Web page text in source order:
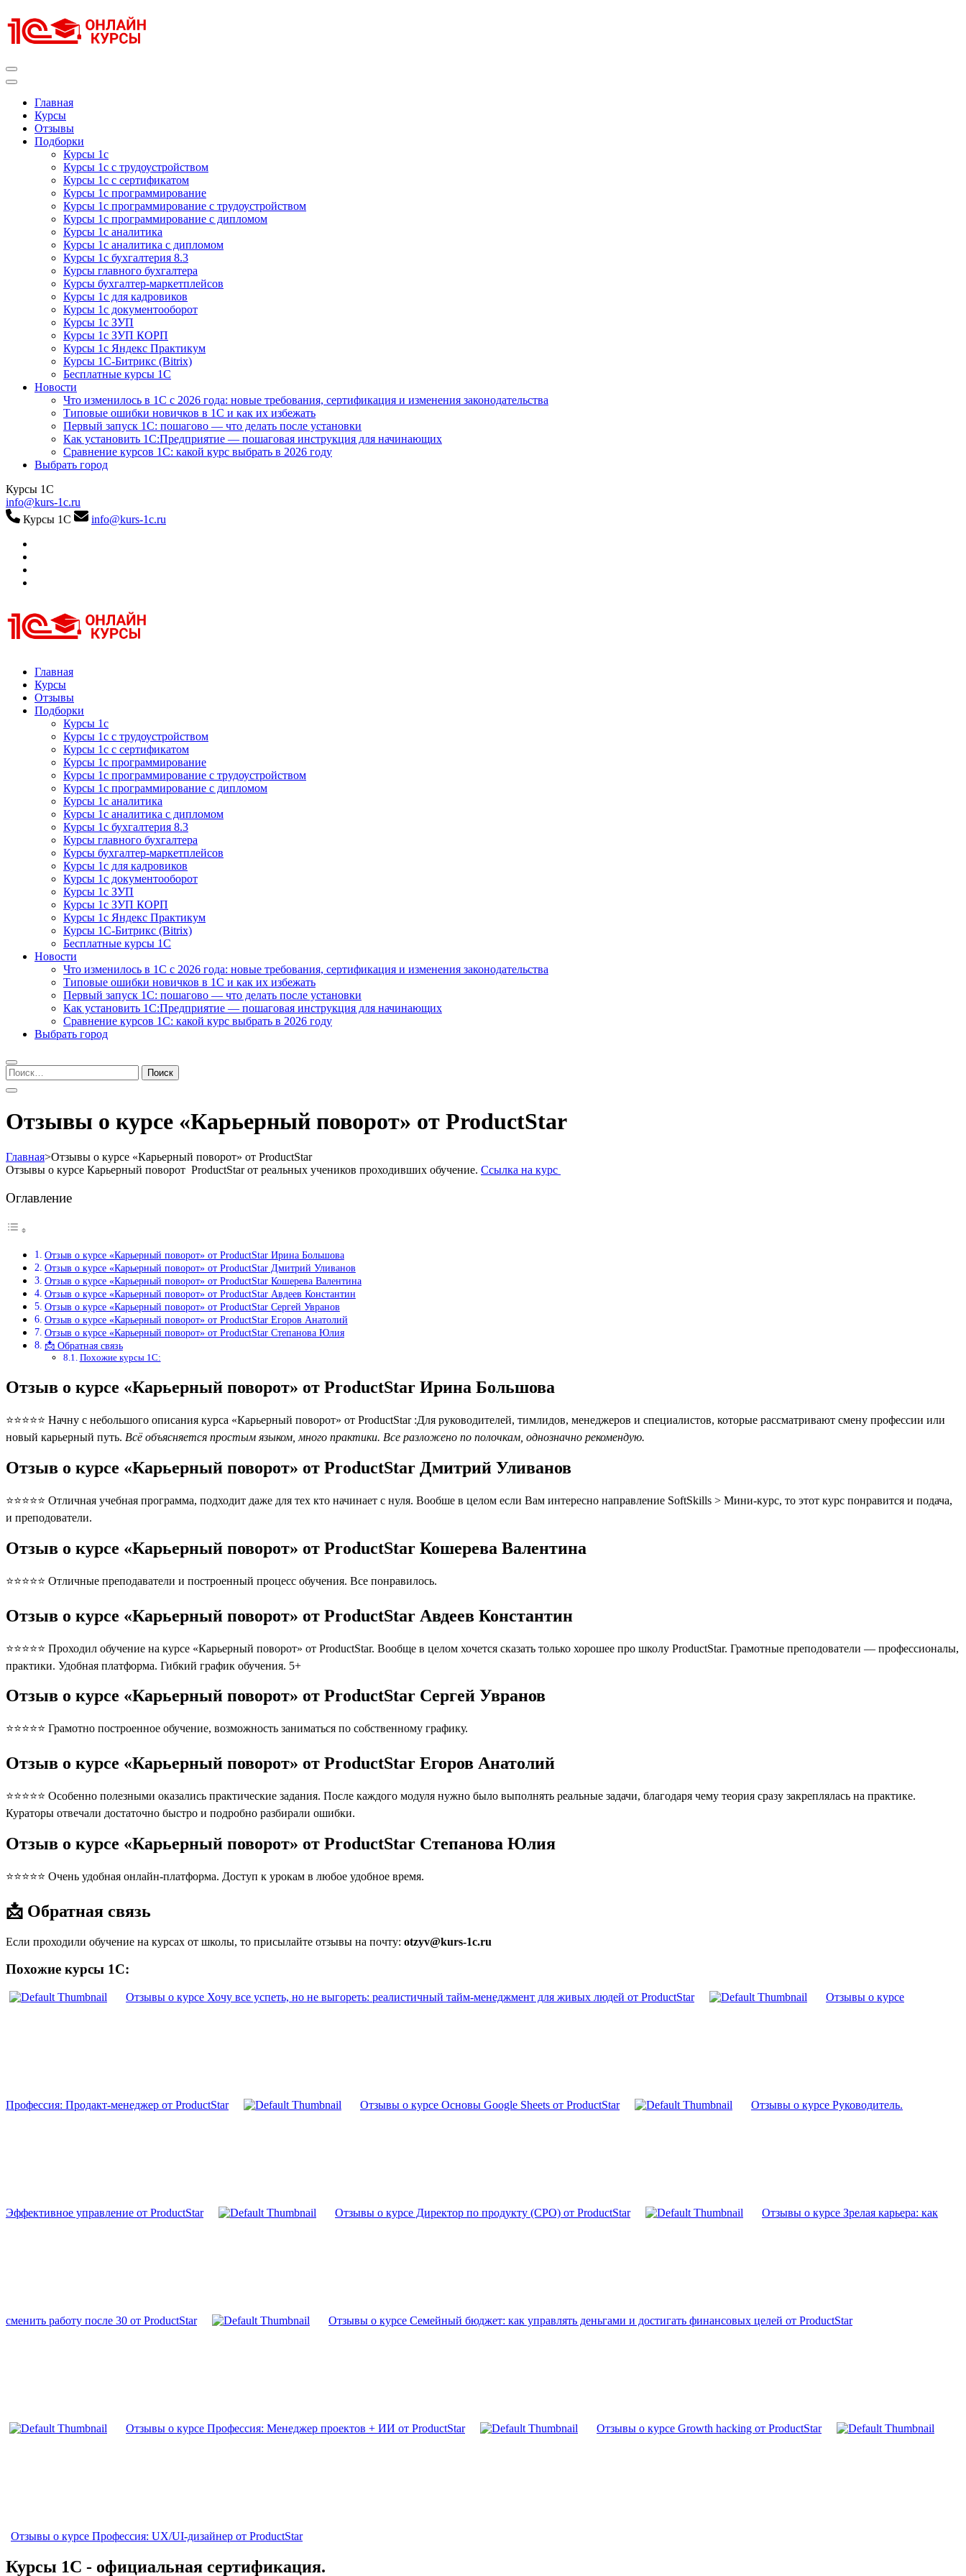
к
содержимому
Главная
Курсы
Отзывы
Подборки
Курсы 1с
Курсы 1с с трудоустройством
Курсы 1с с сертификатом
Курсы 1с программирование
Курсы 1с программирование с трудоустройством
Курсы 1с программирование с дипломом
Курсы 1с аналитика
Курсы 1с аналитика с дипломом
Курсы 1с бухгалтерия 8.3
Курсы главного бухгалтера
Курсы бухгалтер-маркетплейсов
Курсы 1с для кадровиков
Курсы 1с документооборот
Курсы 1с ЗУП
Курсы 1с ЗУП КОРП
Курсы 1с Яндекс Практикум
Курсы 1С-Битрикс (Bitrix)
Бесплатные курсы 1С
Новости
Что изменилось в 1С с 2026 года: новые требования, сертификация и изменения законодательства
Типовые ошибки новичков в 1С и как их избежать
Первый запуск 1С: пошагово — что делать после установки
Как установить 1С:Предприятие — пошаговая инструкция для начинающих
Сравнение курсов 1С: какой курс выбрать в 2026 году
Выбрать город
Курсы 1С
info@kurs-1c.ru
Курсы 1С
info@kurs-1c.ru
Курсы 1С
Курсы 1С официальная сертификация
Главная
Курсы
Отзывы
Подборки
Курсы 1с
Курсы 1с с трудоустройством
Курсы 1с с сертификатом
Курсы 1с программирование
Курсы 1с программирование с трудоустройством
Курсы 1с программирование с дипломом
Курсы 1с аналитика
Курсы 1с аналитика с дипломом
Курсы 1с бухгалтерия 8.3
Курсы главного бухгалтера
Курсы бухгалтер-маркетплейсов
Курсы 1с для кадровиков
Курсы 1с документооборот
Курсы 1с ЗУП
Курсы 1с ЗУП КОРП
Курсы 1с Яндекс Практикум
Курсы 1С-Битрикс (Bitrix)
Бесплатные курсы 1С
Новости
Что изменилось в 1С с 2026 года: новые требования, сертификация и изменения законодательства
Типовые ошибки новичков в 1С и как их избежать
Первый запуск 1С: пошагово — что делать после установки
Как установить 1С:Предприятие — пошаговая инструкция для начинающих
Сравнение курсов 1С: какой курс выбрать в 2026 году
Выбрать город
Найти:
Отзывы о курсе «Карьерный поворот» от ProductStar
Главная>Отзывы о курсе «Карьерный поворот» от ProductStar
Отзывы о курсе Карьерный поворот ProductStar от реальных учеников проходивших обучение. Ссылка на курс
Оглавление
Отзыв о курсе «Карьерный поворот» от ProductStar Ирина Большова
Отзыв о курсе «Карьерный поворот» от ProductStar Дмитрий Уливанов
Отзыв о курсе «Карьерный поворот» от ProductStar Кошерева Валентина
Отзыв о курсе «Карьерный поворот» от ProductStar Авдеев Константин
Отзыв о курсе «Карьерный поворот» от ProductStar Сергей Увранов
Отзыв о курсе «Карьерный поворот» от ProductStar Егоров Анатолий
Отзыв о курсе «Карьерный поворот» от ProductStar Степанова Юлия
📩 Обратная связь
Похожие курсы 1С:
Отзыв о курсе «Карьерный поворот» от ProductStar Ирина Большова
⭐⭐⭐⭐⭐ Начну с небольшого описания курса «Карьерный поворот» от ProductStar :Для руководителей, тимлидов, менеджеров и специалистов, которые рассматривают смену профессии или
новый карьерный путь. Всё объясняется простым языком, много практики. Все разложено по полочкам, однозначно рекомендую.
Отзыв о курсе «Карьерный поворот» от ProductStar Дмитрий Уливанов
⭐⭐⭐⭐⭐ Отличная учебная программа, подходит даже для тех кто начинает с нуля. Вообше в целом если Вам интересно направление SoftSkills > Мини-курс, то этот курс понравится и подача,
и преподователи.
Отзыв о курсе «Карьерный поворот» от ProductStar Кошерева Валентина
⭐⭐⭐⭐⭐ Отличные преподаватели и построенный процесс обучения. Все понравилось.
Отзыв о курсе «Карьерный поворот» от ProductStar Авдеев Константин
⭐⭐⭐⭐⭐ Проходил обучение на курсе «Карьерный поворот» от ProductStar. Вообще в целом хочется сказать только хорошее про школу ProductStar. Грамотные преподователи — профессионалы,
практики. Удобная платформа. Гибкий график обучения. 5+
Отзыв о курсе «Карьерный поворот» от ProductStar Сергей Увранов
⭐⭐⭐⭐⭐ Грамотно построенное обучение, возможность заниматься по собственному графику.
Отзыв о курсе «Карьерный поворот» от ProductStar Егоров Анатолий
⭐⭐⭐⭐⭐ Особенно полезными оказались практические задания. После каждого модуля нужно было выполнять реальные задачи, благодаря чему теория сразу закреплялась на практике.
Кураторы отвечали достаточно быстро и подробно разбирали ошибки.
Отзыв о курсе «Карьерный поворот» от ProductStar Степанова Юлия
⭐⭐⭐⭐⭐ Очень удобная онлайн-платформа. Доступ к урокам в любое удобное время.
📩 Обратная связь
Если проходили обучение на курсах от школы, то присылайте отзывы на почту: otzyv@kurs-1c.ru
Похожие курсы 1С:
Отзывы о курсе Хочу все успеть, но не выгореть: реалистичный тайм-менеджмент для живых людей от ProductStar Отзывы о курсе
Профессия: Продакт-менеджер от ProductStar Отзывы о курсе Основы Google Sheets от ProductStar Отзывы о курсе Руководитель.
Эффективное управление от ProductStar Отзывы о курсе Директор по продукту (CPO) от ProductStar Отзывы о курсе Зрелая карьера: как
сменить работу после 30 от ProductStar Отзывы о курсе Семейный бюджет: как управлять деньгами и достигать финансовых целей от ProductStar
Отзывы о курсе Профессия: Менеджер проектов + ИИ от ProductStar Отзывы о курсе Growth hacking от ProductStar
Отзывы о курсе Профессия: UX/UI-дизайнер от ProductStar
Курсы 1С - официальная сертификация.